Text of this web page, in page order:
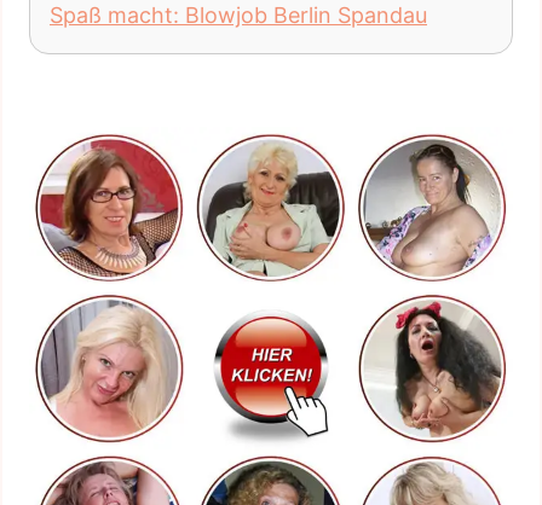
Spaß macht: Blowjob Berlin Spandau